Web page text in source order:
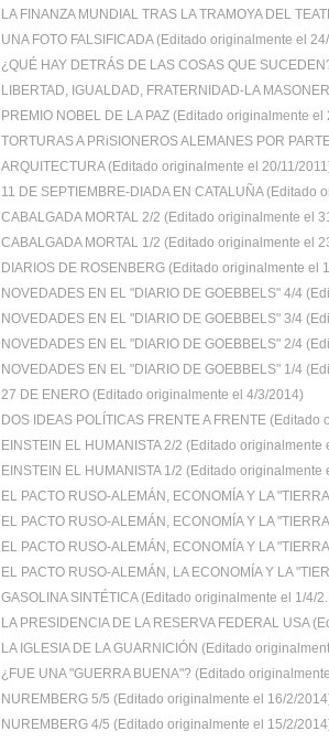
LA FINANZA MUNDIAL TRAS LA TRAMOYA DEL
UNA FOTO FALSIFICADA (Editado originalmente el
¿QUÉ HAY DETRÁS DE LAS COSAS QUE
LIBERTAD, IGUALDAD, FRATERNIDAD-LA
PREMIO NOBEL DE LA PAZ (Editado originalmente el
TORTURAS A PRiSIONEROS ALEMANES POR
ARQUITECTURA (Editado originalmente el 20/11/
11 DE SEPTIEMBRE-DIADA EN CATALUÑA (Editado
CABALGADA MORTAL 2/2 (Editado originalmente el
CABALGADA MORTAL 1/2 (Editado originalmente el
DIARIOS DE ROSENBERG (Editado originalmente el
NOVEDADES EN EL "DIARIO DE GOEBBELS" 4/4
NOVEDADES EN EL "DIARIO DE GOEBBELS" 3/4
NOVEDADES EN EL "DIARIO DE GOEBBELS" 2/4
NOVEDADES EN EL "DIARIO DE GOEBBELS" 1/4
27 DE ENERO (Editado originalmente el 4/3/2014)
DOS IDEAS POLÍTICAS FRENTE A FRENTE (Editado
EINSTEIN EL HUMANISTA 2/2 (Editado originalmente
EINSTEIN EL HUMANISTA 1/2 (Editado originalmente
EL PACTO RUSO-ALEMÁN, ECONOMÍA Y LA
EL PACTO RUSO-ALEMÁN, ECONOMÍA Y LA
EL PACTO RUSO-ALEMÁN, ECONOMÍA Y LA
EL PACTO RUSO-ALEMÁN, LA ECONOMÍA Y LA
GASOLINA SINTÉTICA (Editado originalmente el 1/4/
LA PRESIDENCIA DE LA RESERVA FEDERAL USA
LA IGLESIA DE LA GUARNICIÓN (Editado
¿FUE UNA "GUERRA BUENA"? (Editado
NUREMBERG 5/5 (Editado originalmente el 16/2/
NUREMBERG 4/5 (Editado originalmente el 15/2/